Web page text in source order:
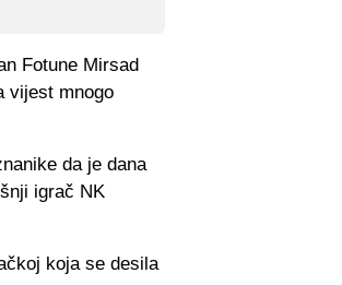
Fotune Mirsad
vijest mnogo
da je dana
igrač NK
koja se desila